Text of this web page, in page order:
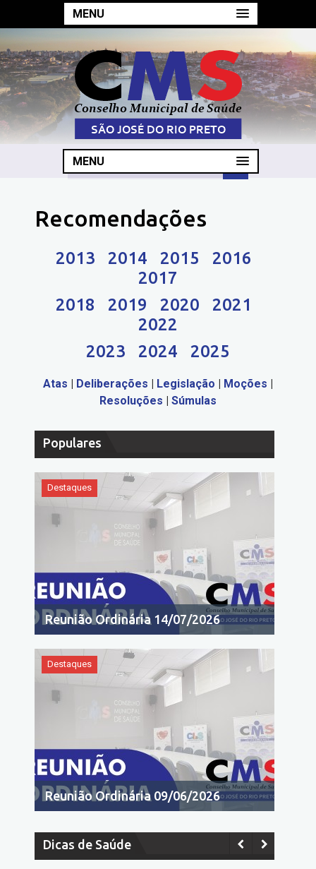
MENU
MENU
Recomendações
2013 2014 2015
2016
2017
2018
2019 2020
2021
2022
2023
2024 2025
Atas | Deliberações | Legislação | Moções |
Resoluções | Súmulas
Populares
Destaques
Reunião Ordinária 14/07/2026
Destaques
Reunião Ordinária 09/06/2026
Dicas de Saúde